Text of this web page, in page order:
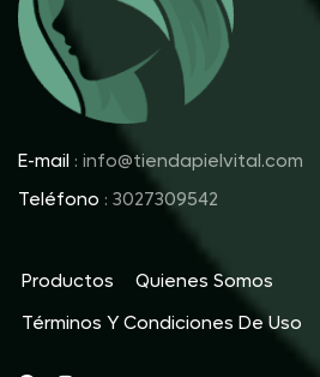
E-mail : info@tiendapielvital.com
Teléfono : 3027309542
Productos
Quienes Somos
Términos Y Condiciones De Uso